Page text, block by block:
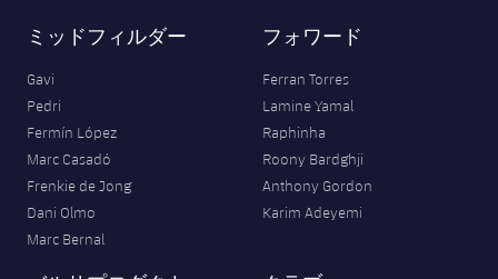
ミッドフィルダー
Gavi
Pedri
Fermín López
Marc Casadó
Frenkie de Jong
Dani Olmo
Marc Bernal
フォワード
Ferran Torres
Lamine Yamal
Raphinha
Roony Bardghji
Anthony Gordon
Karim Adeyemi